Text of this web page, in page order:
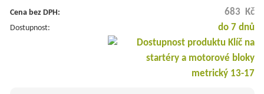
Cena bez DPH: 683 Kč
Dostupnost: do 7 dnů